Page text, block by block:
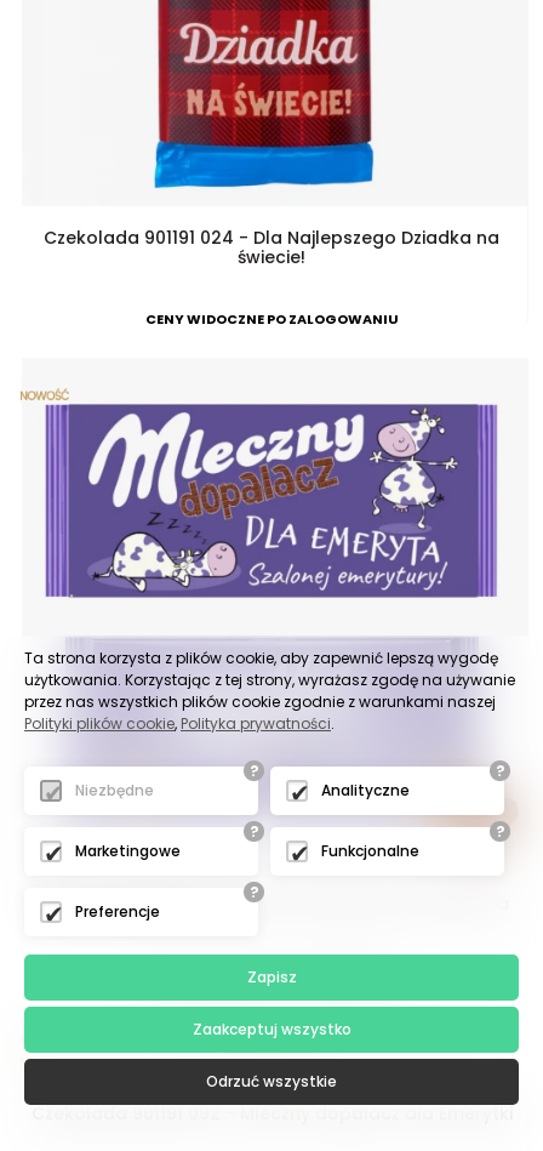
Czekolada 901191 024 - Dla Najlepszego Dziadka na
świecie!
CENY WIDOCZNE PO ZALOGOWANIU
Czekolada 901191 091 - Mleczny dopalacz dla Emeryta
CENY WIDOCZNE PO ZALOGOWANIU
Czekolada 901191 092 - Mleczny dopalacz dla Emerytki
Ta strona korzysta z plików cookie, aby zapewnić lepszą wygodę
użytkowania. Korzystając z tej strony, wyrażasz zgodę na używanie
przez nas wszystkich plików cookie zgodnie z warunkami naszej
Polityki plików cookie, Polityka prywatności.
?
Niezbędne
?
Analityczne
?
Marketingowe
?
Funkcjonalne
?
Preferencje
Zapisz
Zaakceptuj wszystko
Odrzuć wszystkie